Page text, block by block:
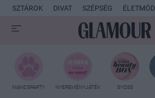
SZTÁROK DIVAT SZÉPSÉG ÉLETMÓD
MANCSPARTY NYEREMÉNYJÁTÉK SYOSS